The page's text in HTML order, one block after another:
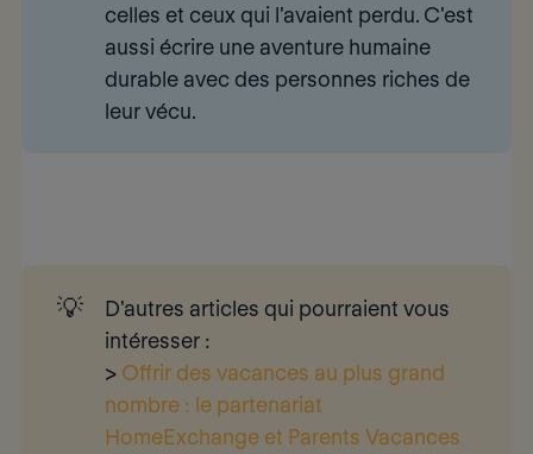
celles et ceux qui l'avaient perdu. C'est
aussi écrire une aventure humaine
durable avec des personnes riches de
leur vécu.
💡
D'autres articles qui pourraient vous
intéresser :
> Offrir des vacances au plus grand
nombre : le partenariat
HomeExchange et Parents Vacances